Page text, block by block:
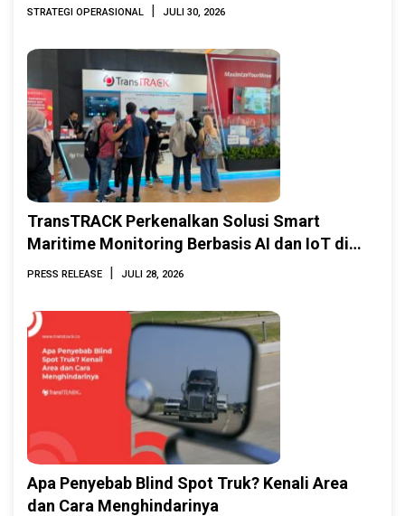
STRATEGI OPERASIONAL | JULI 30, 2026
TransTRACK Perkenalkan Solusi Smart
Maritime Monitoring Berbasis AI dan IoT di
INAMARINE 2026
PRESS RELEASE | JULI 28, 2026
Apa Penyebab Blind Spot Truk? Kenali Area
dan Cara Menghindarinya